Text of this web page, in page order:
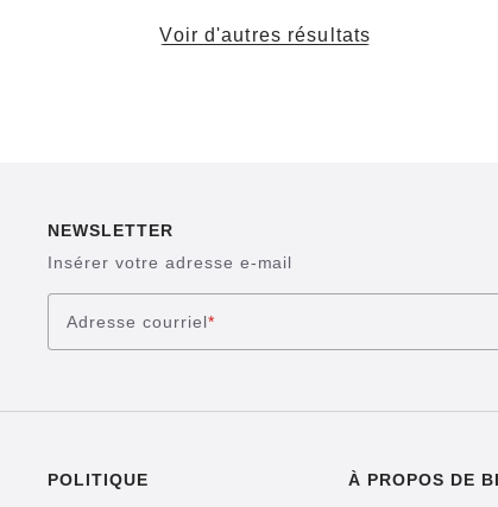
Voir d'autres résultats
NEWSLETTER
Insérer votre adresse e-mail
Adresse courriel*
POLITIQUE À PROPOS DE